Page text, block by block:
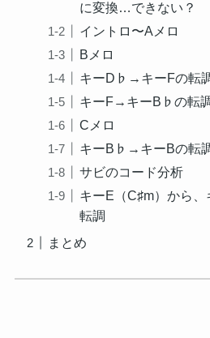
に変換…できない？
イントロ〜Aメロ
Bメロ
キーD♭→キーFの転
キーF→キーB♭の転
Cメロ
キーB♭→キーBの転
サビのコード分析
キーE（C♯m）から
転調
まとめ